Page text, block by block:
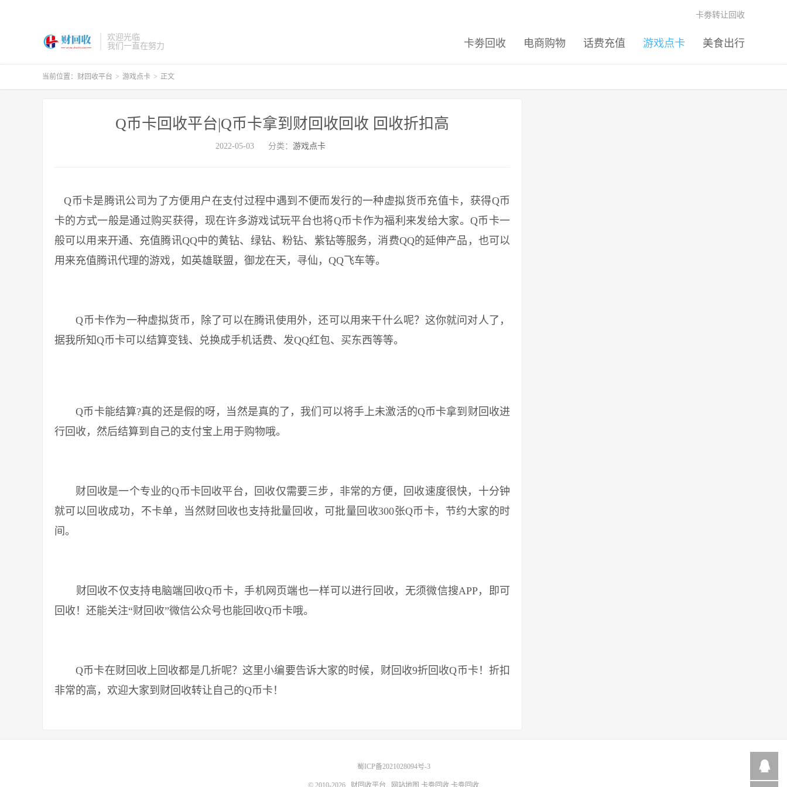
欢迎光临
我们一直在努力
卡劵回收 电商购物 话费充值 游戏点卡 美食出行
卡劵转让回收
当前位置： 财回收平台 > 游戏点卡 > 正文
Q币卡回收平台|Q币卡拿到财回收回收 回收折扣高
2022-05-03 分类： 游戏点卡
Q币卡是腾讯公司为了方便用户在支付过程中遇到不便而发行的一种虚拟货币充值卡，获得Q币
卡的方式一般是通过购买获得，现在许多游戏试玩平台也将Q币卡作为福利来发给大家。Q币卡一
般可以用来开通、充值腾讯QQ中的黄钻、绿钻、粉钻、紫钻等服务，消费QQ的延伸产品，也可以
用来充值腾讯代理的游戏，如英雄联盟，御龙在天，寻仙，QQ飞车等。
Q币卡作为一种虚拟货币，除了可以在腾讯使用外，还可以用来干什么呢？这你就问对人了，
据我所知Q币卡可以结算变钱、兑换成手机话费、发QQ红包、买东西等等。
Q币卡能结算?真的还是假的呀，当然是真的了，我们可以将手上未激活的Q币卡拿到财回收进
行回收，然后结算到自己的支付宝上用于购物哦。
财回收是一个专业的Q币卡回收平台，回收仅需要三步，非常的方便，回收速度很快，十分钟
就可以回收成功，不卡单，当然财回收也支持批量回收，可批量回收300张Q币卡，节约大家的时
间。
财回收不仅支持电脑端回收Q币卡，手机网页端也一样可以进行回收，无须微信搜APP，即可
回收！还能关注“财回收”微信公众号也能回收Q币卡哦。
Q币卡在财回收上回收都是几折呢？这里小编要告诉大家的时候，财回收9折回收Q币卡！折扣
非常的高，欢迎大家到财回收转让自己的Q币卡！
蜀ICP备2021028094号-3
© 2010-2026 财回收平台 网站地图 卡劵回收 卡劵回收